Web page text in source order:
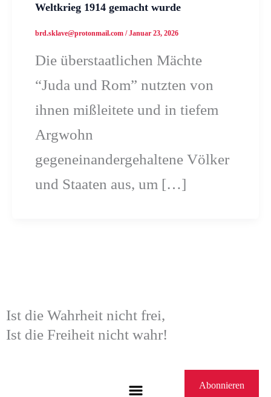
Weltkrieg 1914 gemacht wurde
brd.sklave@protonmail.com /Januar 23, 2026
Die überstaatlichen Mächte
“Juda und Rom” nutzten von
ihnen mißleitete und in tiefem
Argwohn
gegeneinandergehaltene Völker
und Staaten aus, um […]
Ist die Wahrheit nicht frei,
Ist die Freiheit nicht wahr!
Menü Abonnieren